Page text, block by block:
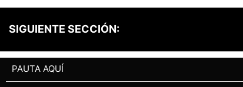
SIGUIENTE SECCIÓN:
PAUTA AQUÍ